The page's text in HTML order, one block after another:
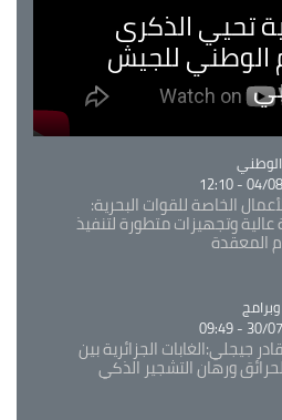
تحيي الذكرى
الوطني للجيش
04/
الخاصة للقوات البحرية:
وتجهيزات متطورة لتنفيذ
المعقدة
30/
جيجلي:الغابات الجزائرية بين
ورهان التشجير الذكي